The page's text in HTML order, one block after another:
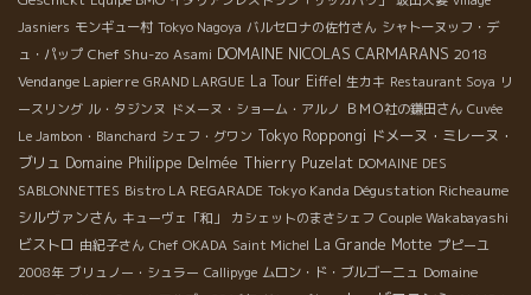
Jasniers モンギュー村 Tokyo Nagoya バルセロナの佐竹さん シャトーヌッフ・デ
ュ・パップ Chef Shu-zo Asami DOMAINE NICOLAS CARMARANS 2018
Vendange Lapierre GRAND LARGUE La Tour Eiffel 生カキ Restaurant Soya リ
ースリング ル・タジンヌ ドメーヌ・ショーム・アルノ ＢＭＯ社の鎌田さん Cuvée
Le Jambon・Blanchard シェフ・グワン Tokyo Roppongi ドメーヌ・ミレーヌ・
ブリュ Domaine Philippe Delmée Thierry Puzelat DOMAINE DES
SABLONNETTES Bistro LA REGARADE Tokyo Kanda Dégustation Richeaume
シルヴァンさん キューヴェ「和」 カシェットのまさシェフ Couple Wakabayashi
ビストロ 由紀子さん Chef OKADA Saint Michel La Grande Motte プピーユ
2008年 ブリュノー・シュラー Callipyge ムロン・ド・ブルゴーニュ Domaine